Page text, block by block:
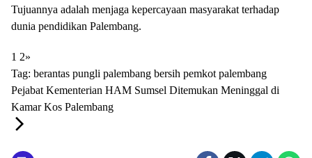
Tujuannya adalah menjaga kepercayaan masyarakat terhadap
dunia pendidikan Palembang.
1 2»
Tag: berantas pungli palembang bersih pemkot palembang
Pejabat Kementerian HAM Sumsel Ditemukan Meninggal di
Kamar Kos Palembang